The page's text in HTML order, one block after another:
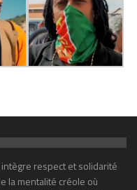
intègre respect et solidarité
la mentalité créole où